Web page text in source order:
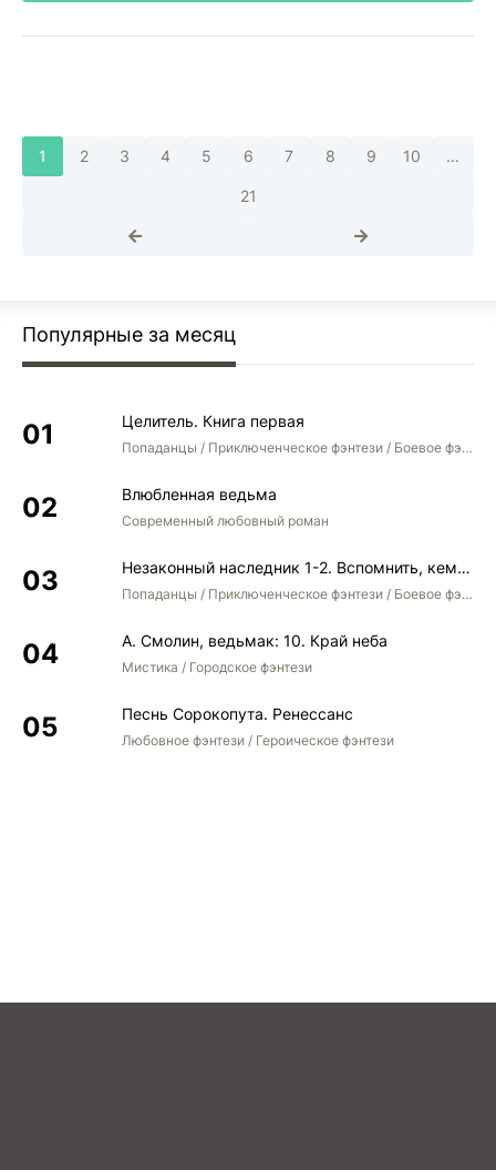
1 2 3 4 5 6 7 8 9 10 ...
21
Популярные за месяц
Целитель. Книга первая
Попаданцы / Приключенческое фэнтези / Боевое фэнтези
Влюбленная ведьма
Современный любовный роман
Незаконный наследник 1-2. Вспомнить, кем был. Стать собой. Остаться собой
Попаданцы / Приключенческое фэнтези / Боевое фэнтези / Юмористическое фэнтези
А. Смолин, ведьмак: 10. Край неба
Мистика / Городское фэнтези
Песнь Сорокопута. Ренессанс
Любовное фэнтези / Героическое фэнтези